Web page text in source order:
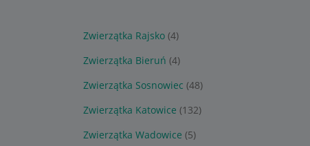
Zwierzątka Rajsko (4)
Zwierzątka Bieruń (4)
Zwierzątka Sosnowiec (48)
Zwierzątka Katowice (132)
Zwierzątka Wadowice (5)